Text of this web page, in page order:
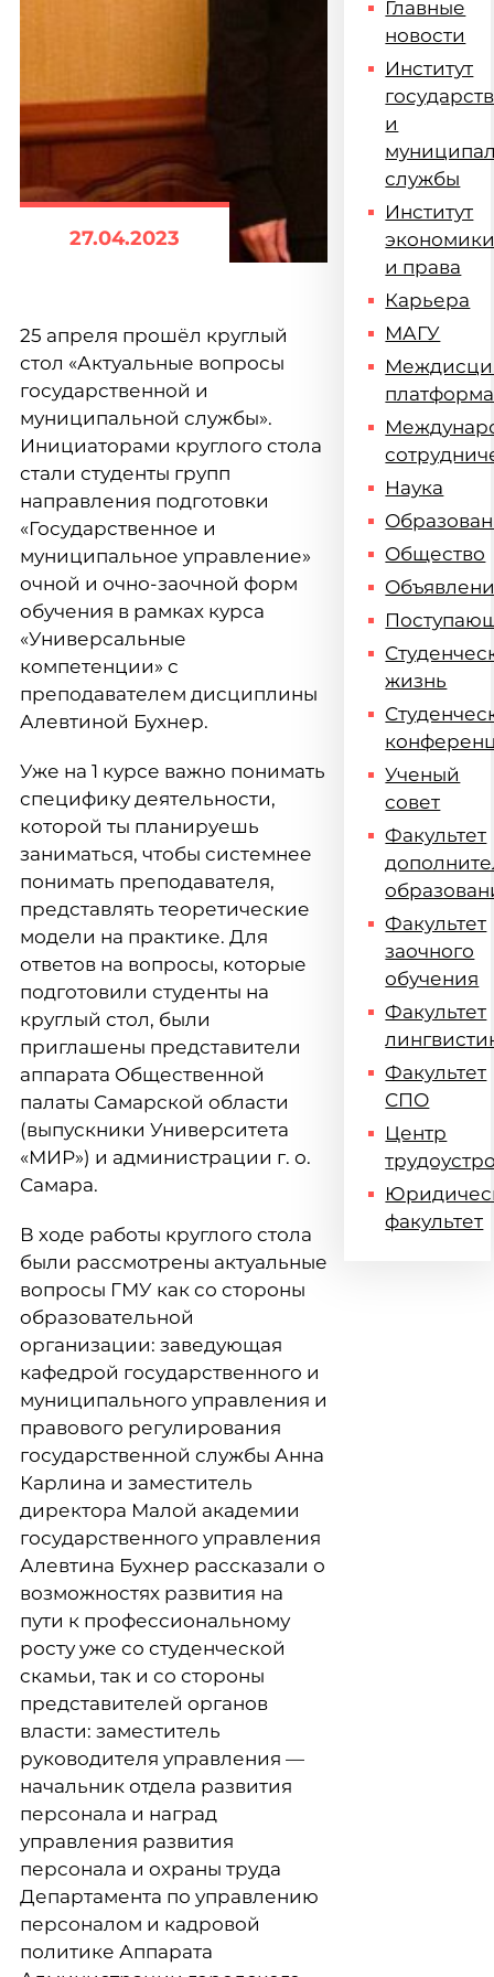
27.04.2023
25 апреля прошёл круглый
стол «Актуальные вопросы
государственной и
муниципальной службы».
Инициаторами круглого стола
стали студенты групп
направления подготовки
«Государственное и
муниципальное управление»
очной и очно-заочной форм
обучения в рамках курса
«Универсальные
компетенции» с
преподавателем дисциплины
Алевтиной Бухнер.
Уже на 1 курсе важно понимать
специфику деятельности,
которой ты планируешь
заниматься, чтобы системнее
понимать преподавателя,
представлять теоретические
модели на практике. Для
ответов на вопросы, которые
подготовили студенты на
круглый стол, были
приглашены представители
аппарата Общественной
палаты Самарской области
(выпускники Университета
«МИР») и администрации г. о.
Самара.
В ходе работы круглого стола
были рассмотрены актуальные
вопросы ГМУ как со стороны
образовательной
организации: заведующая
кафедрой государственного и
муниципального управления и
правового регулирования
государственной службы Анна
Карлина и заместитель
директора Малой академии
государственного управления
Алевтина Бухнер рассказали о
возможностях развития на
пути к профессиональному
росту уже со студенческой
скамьи, так и со стороны
представителей органов
власти: заместитель
руководителя управления —
начальник отдела развития
персонала и наград
управления развития
персонала и охраны труда
Департамента по управлению
персоналом и кадровой
политике Аппарата
Главные
новости
Институт
и
службы
Институт
и права
Карьера
МАГУ
платформа
Наука
Общество
жизнь
Ученый
совет
Факультет
Факультет
заочного
обучения
Факультет
Факультет
СПО
Центр
факультет